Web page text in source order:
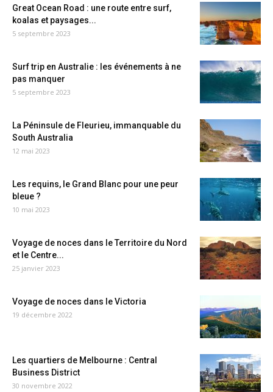
Great Ocean Road : une route entre surf,
koalas et paysages...
5 septembre 2023
Surf trip en Australie : les événements à ne
pas manquer
5 septembre 2023
La Péninsule de Fleurieu, immanquable du
South Australia
12 mai 2023
Les requins, le Grand Blanc pour une peur
bleue ?
10 mai 2023
Voyage de noces dans le Territoire du Nord
et le Centre...
25 janvier 2023
Voyage de noces dans le Victoria
19 décembre 2022
Les quartiers de Melbourne : Central
Business District
30 novembre 2022